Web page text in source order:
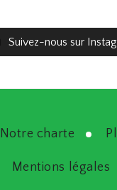
Suivez-nous sur
Notre charte
Mentions légales